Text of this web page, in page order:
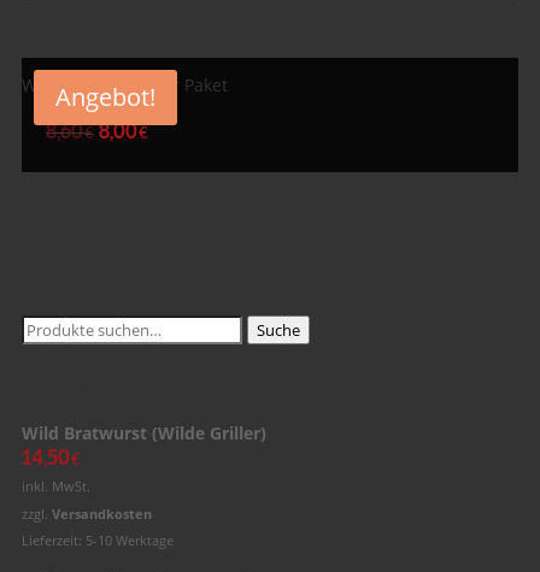
Angebot!
Wildes Salz&Pfeffer Paket
8,60€ 8,00€
Suche
nach:
Suche
Wild Bratwurst (Wilde Griller)
14,50€
inkl. MwSt.
zzgl. Versandkosten
Lieferzeit: 5-10 Werktage